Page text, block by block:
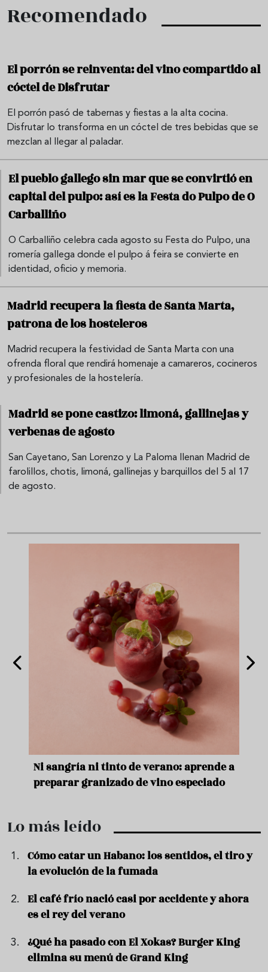
Recomendado
El porrón se reinventa: del vino compartido al
cóctel de Disfrutar
El porrón pasó de tabernas y fiestas a la alta cocina.
Disfrutar lo transforma en un cóctel de tres bebidas que se
mezclan al llegar al paladar.
El pueblo gallego sin mar que se convirtió en
capital del pulpo: así es la Festa do Pulpo de O
Carballiño
O Carballiño celebra cada agosto su Festa do Pulpo, una
romería gallega donde el pulpo á feira se convierte en
identidad, oficio y memoria.
Madrid recupera la fiesta de Santa Marta,
patrona de los hosteleros
Madrid recupera la festividad de Santa Marta con una
ofrenda floral que rendirá homenaje a camareros, cocineros
y profesionales de la hostelería.
Madrid se pone castizo: limoná, gallinejas y
verbenas de agosto
San Cayetano, San Lorenzo y La Paloma llenan Madrid de
farolillos, chotis, limoná, gallinejas y barquillos del 5 al 17
de agosto.
Ni sangría ni tinto de verano: aprende a
preparar granizado de vino especiado
Lo más leído
Cómo catar un Habano: los sentidos, el tiro y
la evolución de la fumada
El café frío nació casi por accidente y ahora
es el rey del verano
¿Qué ha pasado con El Xokas? Burger King
elimina su menú de Grand King